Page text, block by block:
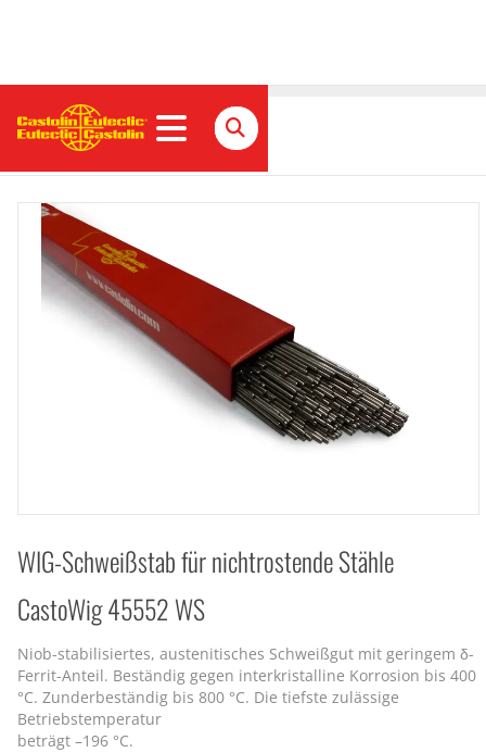
CastoTig 45552 WS
WIG-Schweißstab für nichtrostende Stähle
CastoWig 45552 WS
Niob-stabilisiertes, austenitisches Schweißgut mit geringem δ-
Ferrit-Anteil. Beständig gegen interkristalline Korrosion bis 400
°C. Zunderbeständig bis 800 °C. Die tiefste zulässige
Betriebstemperatur
beträgt –196 °C.